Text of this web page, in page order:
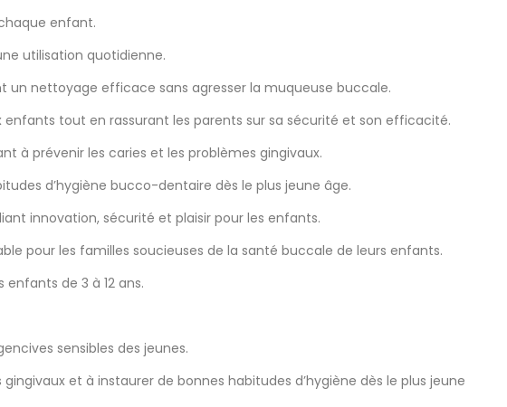
enfant.
utilisation quotidienne.
un nettoyage efficace sans agresser la muqueuse buccale.
tout en rassurant les parents sur sa sécurité et son efficacité.
à prévenir les caries et les problèmes gingivaux.
d’hygiène bucco-dentaire dès le plus jeune âge.
innovation, sécurité et plaisir pour les enfants.
pour les familles soucieuses de la santé buccale de leurs enfants.
de 3 à 12 ans.
sensibles des jeunes.
et à instaurer de bonnes habitudes d’hygiène dès le plus jeune